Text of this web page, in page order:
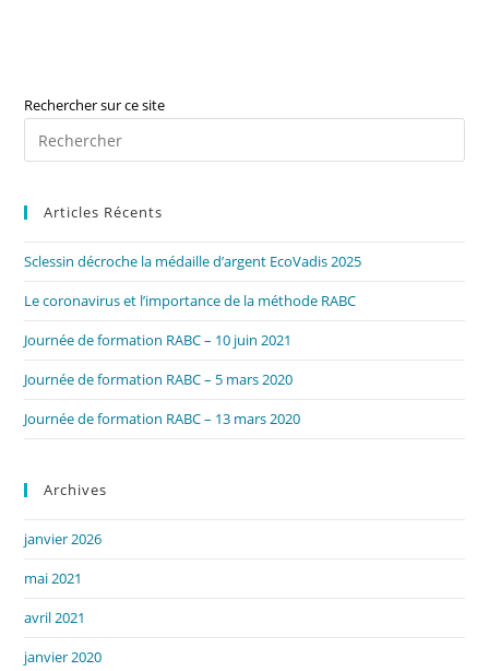
Rechercher sur ce site
Articles Récents
Sclessin décroche la médaille d’argent EcoVadis 2025
Le coronavirus et l’importance de la méthode RABC
Journée de formation RABC – 10 juin 2021
Journée de formation RABC – 5 mars 2020
Journée de formation RABC – 13 mars 2020
Archives
janvier 2026
mai 2021
avril 2021
janvier 2020